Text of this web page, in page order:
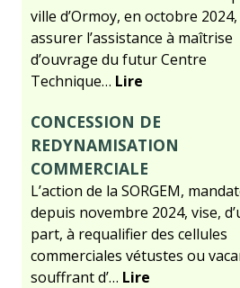
ville d’Ormoy, en octobre
assurer l’assistance à maîtrise
d’ouvrage du futur Centre
Technique… Lire
CONCESSION DE
REDYNAMISATION
COMMERCIALE
L’action de la SORGEM,
depuis novembre 2024, vise,
part, à requalifier des cellules
commerciales vétustes ou
souffrant d’… Lire